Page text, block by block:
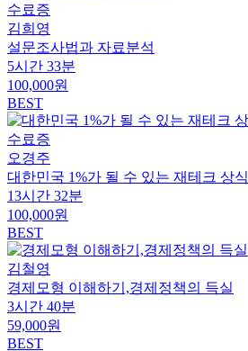
수료증
김희영
설문조사법과 자료분석
5시간 33분
100,000원
BEST
수료증
오경주
대한민국 1%가 될 수 있는 재테크 상식
13시간 32분
100,000원
BEST
김철영
경제모형 이해하기,경제정책의 득실
3시간 40분
59,000원
BEST